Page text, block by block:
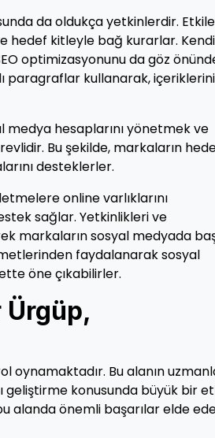
da oldukça yetkinlerdir.
hedef kitleyle bağ kurarlar. Kendi
optimizasyonunu da göz
paragraflar kullanarak, içeriklerini
medya hesaplarını yönetmek ve
Bu şekilde, markaların
desteklerler.
online varlıklarını
sağlar. Yetkinlikleri ve
markaların sosyal medyada
faydalanarak sosyal
öne çıkabilirler.
Ürgüp,
oynamaktadır. Bu alanın
konusunda büyük bir
alanda önemli başarılar elde